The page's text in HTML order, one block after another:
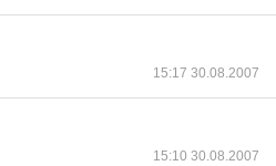
15:17 30.08.2007
15:10 30.08.2007